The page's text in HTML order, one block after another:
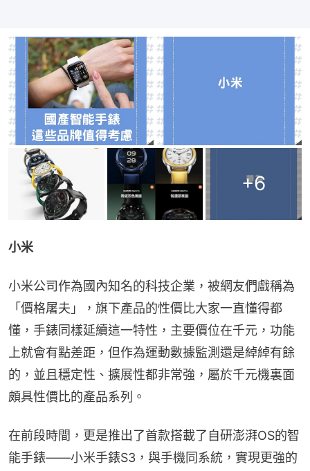
+6
小米
小米公司作為國內知名的科技企業，被網友們戲稱為
「價格屠夫」，旗下產品的性價比大家一直懂得都
懂，手錶同樣延續這一特性，主要價位在千元，功能
上就會有點差距，但作為運動數據監測還是綽綽有餘
的，並且穩定性、擴展性都非常強，屬於千元機裏面
頗具性價比的產品系列。
在前段時間，更是推出了首款搭載了自研澎湃OS的智
能手錶——小米手錶S3，與手機同系統，實現更強的